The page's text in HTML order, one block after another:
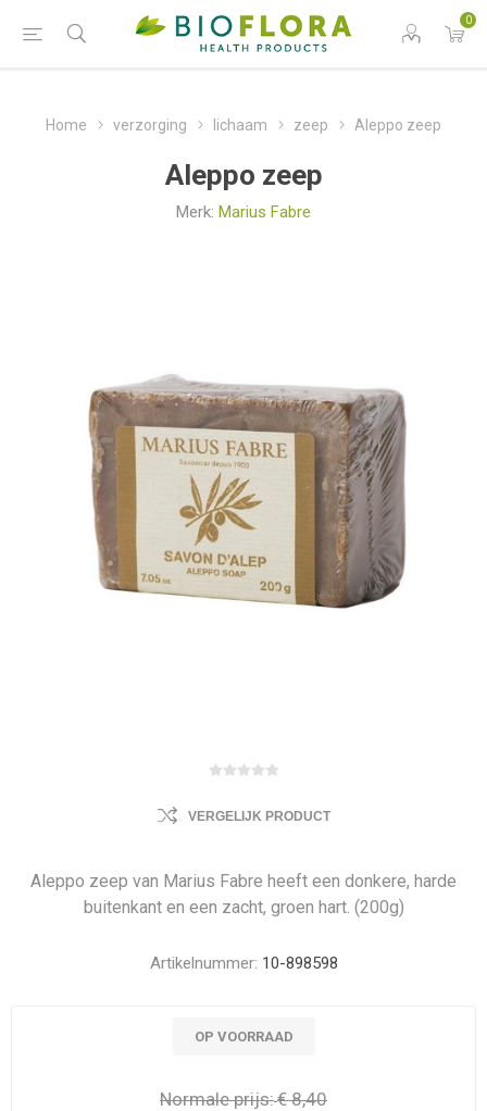
0
Home verzorging lichaam zeep Aleppo zeep
Aleppo zeep
Merk: Marius Fabre
VERGELIJK PRODUCT
Aleppo zeep van Marius Fabre heeft een donkere, harde
buitenkant en een zacht, groen hart. (200g)
Artikelnummer: 10-898598
OP VOORRAAD
Normale prijs:€ 8,40